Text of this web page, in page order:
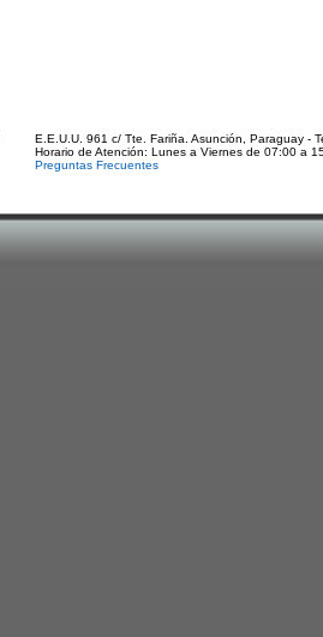
E.E.U.U. 961 c/ Tte. Fariña. Asunción, Paraguay -
Horario de Atención: Lunes a Viernes de 07:00 a
Preguntas Frecuentes